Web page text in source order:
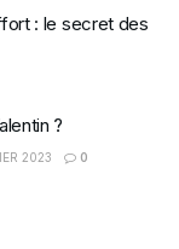
: le secret des
?
2023 0